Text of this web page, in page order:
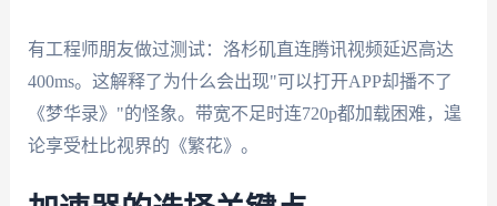
有工程师朋友做过测试：洛杉矶直连腾讯视频延迟高达
400ms。这解释了为什么会出现"可以打开APP却播不了
《梦华录》"的怪象。带宽不足时连720p都加载困难，遑
论享受杜比视界的《繁花》。